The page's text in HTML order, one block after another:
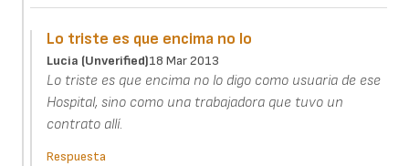
Lo triste es que encima no lo
Lucia (unverified)18 Mar 2013
Lo triste es que encima no lo digo como usuaria de ese
Hospital, sino como una trabajadora que tuvo un
contrato allí.
Respuesta